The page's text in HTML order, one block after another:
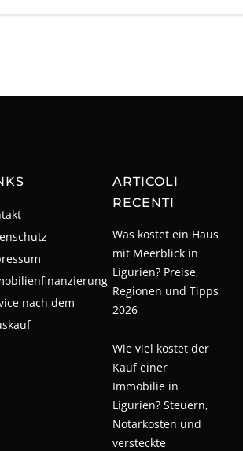
nach dem
ARTICOLI
RECENTI
Was kostet ein Haus
mit Meerblick in
Ligurien? Preise,
Regionen und Tipps
2026
Wie viel kostet der
Kauf einer
Immobilie in
Ligurien? Steuern,
Notarkosten und
versteckte